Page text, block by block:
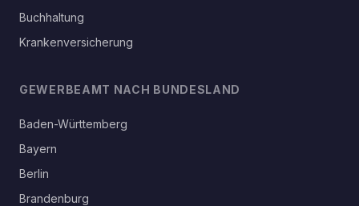
Buchhaltung
Krankenversicherung
GEWERBEAMT NACH BUNDESLAND
Baden-Württemberg
Bayern
Berlin
Brandenburg